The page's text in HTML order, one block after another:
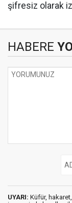
şifresiz olarak
HABERE
UYARI: Küfür,